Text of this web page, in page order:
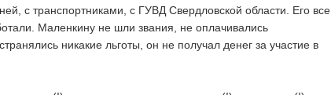
с транспортниками, с ГУВД Свердловской области. Его все
Маленкину не шли звания, не оплачивались
никакие льготы, он не получал денег за участие в